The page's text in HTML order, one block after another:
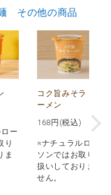
その他の商品
ー
り
ま
コク旨みそラ
ーメン
168 円(税込)
※ナチュラルロー
ソンではお取り
扱いしておりま
せん。